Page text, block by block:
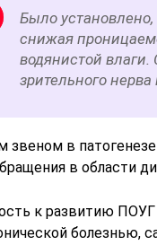
Было
снижая
водянистой
зрительного
звеном в
в области
к развитию ПОУГ
болезнью,